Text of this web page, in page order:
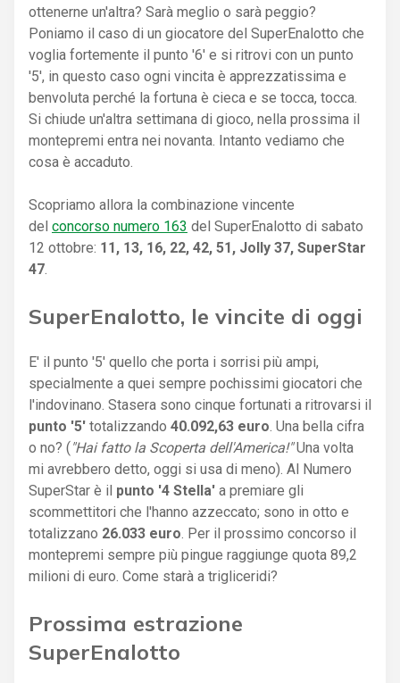
ottenerne un'altra? Sarà meglio o sarà peggio?
Poniamo il caso di un giocatore del SuperEnalotto che
voglia fortemente il punto '6' e si ritrovi con un punto
'5', in questo caso ogni vincita è apprezzatissima e
benvoluta perché la fortuna è cieca e se tocca, tocca.
Si chiude un'altra settimana di gioco, nella prossima il
montepremi entra nei novanta. Intanto vediamo che
cosa è accaduto.
Scopriamo allora la combinazione vincente
del concorso numero 163 del SuperEnalotto di sabato
12 ottobre: 11, 13, 16, 22, 42, 51, Jolly 37, SuperStar
47
SuperEnalotto, le vincite di oggi
E' il punto '5' quello che porta i sorrisi più ampi,
specialmente a quei sempre pochissimi giocatori che
l'indovinano. Stasera sono cinque fortunati a ritrovarsi il
punto '5' totalizzando 40.092,63 euro . Una bella cifra
o no? ("Hai fatto la Scoperta dell'America!"Una volta
mi avrebbero detto, oggi si usa di meno). Al Numero
SuperStar è il punto '4 Stella' a premiare gli
scommettitori che l'hanno azzeccato; sono in otto e
totalizzano 26.033 euro . Per il prossimo concorso il
montepremi sempre più pingue raggiunge quota 89,2
milioni di euro. Come starà a trigliceridi?
Prossima estrazione
SuperEnalotto